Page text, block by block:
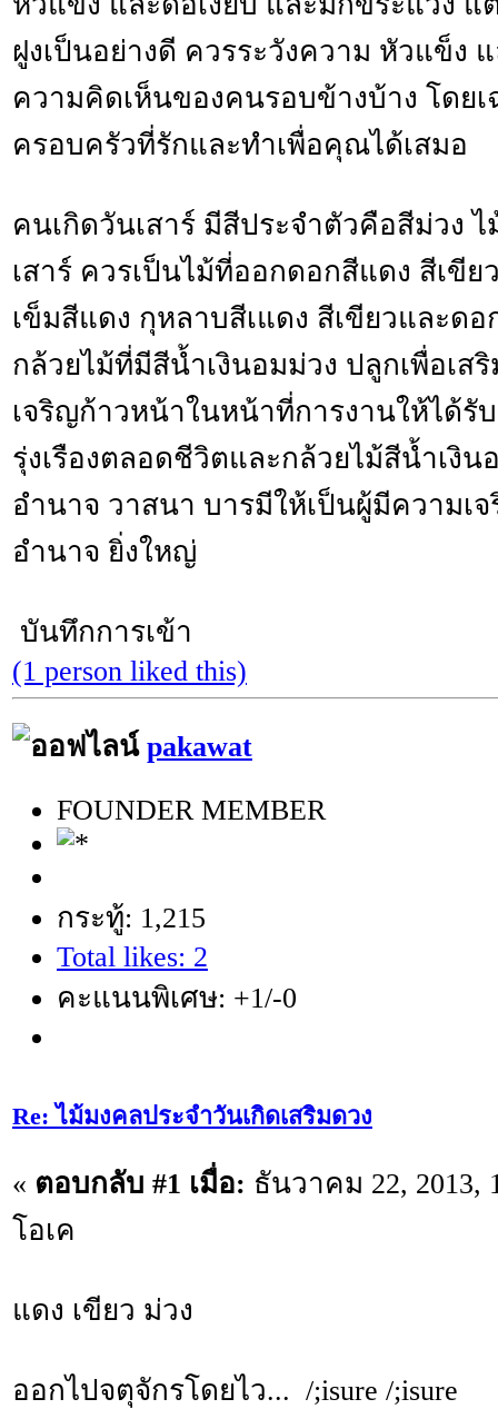
ฝูงเป็นอย่างดี ควรระวังความ หัวแข็ง
ความคิดเห็นของคนรอบข้างบ้าง โดย
ครอบครัวที่รักและทำเพื่อคุณได้เสมอ
คนเกิดวันเสาร์ มีสีประจำตัวคือสีม่วง
เสาร์ ควรเป็นไม้ที่ออกดอกสีแดง สีเขีย
เข็มสีแดง กุหลาบสีเแดง สีเขียวและด
กล้วยไม้ที่มีสีน้ำเงินอมม่วง ปลูกเพื่อเส
เจริญก้าวหน้าในหน้าที่การงานให้ได้รั
รุ่งเรืองตลอดชีวิตและกล้วยไม้สีน้ำเงิน
อำนาจ วาสนา บารมีให้เป็นผู้มีความเจ
อำนาจ ยิ่งใหญ่
บันทึกการเข้า
(1 person liked this)
pakawat
FOUNDER MEMBER
กระทู้: 1,215
Total likes: 2
คะแนนพิเศษ: +1/-0
Re: ไม้มงคลประจำวันเกิดเสริมดวง
« ตอบกลับ #1 เมื่อ: ธันวาคม 22, 2013,
โอเค
แดง เขียว ม่วง
ออกไปจตุจักรโดยไว... /;isure /;isure